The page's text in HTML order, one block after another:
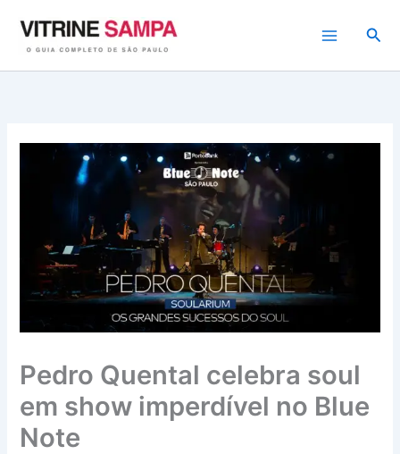
para
conteúdo
Pedro Quental celebra soul
em show imperdível no Blue
Note